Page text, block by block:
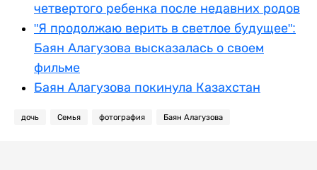
четвертого ребенка после недавних родов
"Я продолжаю верить в светлое будущее":
Баян Алагузова высказалась о своем
фильме
Баян Алагузова покинула Казахстан
дочь Семья фотография Баян Алагузова